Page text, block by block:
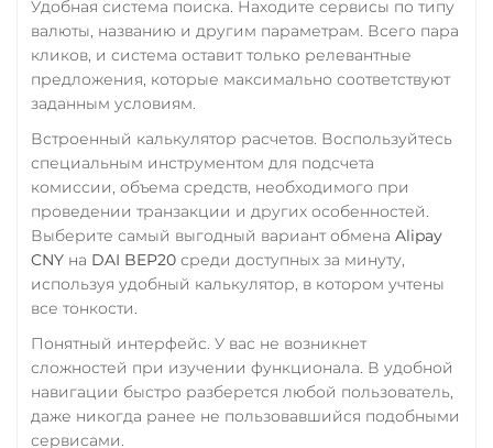
УкрСиббанк UAH
Фридом Банк KZT
Центр Кредит KZT
Удобная система поиска. Находите сервисы по типу
валюты, названию и другим параметрам. Всего пара
кликов, и система оставит только релевантные
предложения, которые максимально соответствуют
заданным условиям.
Встроенный калькулятор расчетов. Воспользуйтесь
специальным инструментом для подсчета
комиссии, объема средств, необходимого при
проведении транзакции и других особенностей.
Выберите самый выгодный вариант обмена Alipay
CNY на DAI BEP20 среди доступных за минуту,
используя удобный калькулятор, в котором учтены
все тонкости.
Понятный интерфейс. У вас не возникнет
сложностей при изучении функционала. В удобной
навигации быстро разберется любой пользователь,
даже никогда ранее не пользовавшийся подобными
сервисами.